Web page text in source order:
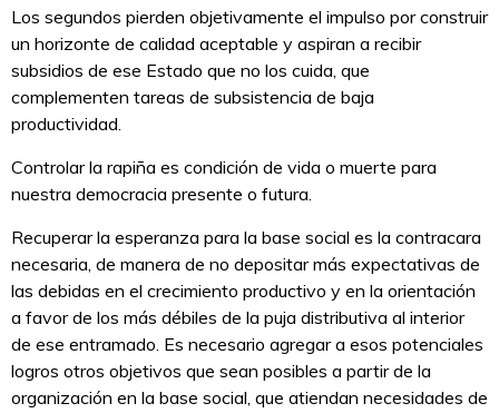
Los segundos pierden objetivamente el impulso por construir
un horizonte de calidad aceptable y aspiran a recibir
subsidios de ese Estado que no los cuida, que
complementen tareas de subsistencia de baja
productividad.
Controlar la rapiña es condición de vida o muerte para
nuestra democracia presente o futura.
Recuperar la esperanza para la base social es la contracara
necesaria, de manera de no depositar más expectativas de
las debidas en el crecimiento productivo y en la orientación
a favor de los más débiles de la puja distributiva al interior
de ese entramado. Es necesario agregar a esos potenciales
logros otros objetivos que sean posibles a partir de la
organización en la base social, que atiendan necesidades de